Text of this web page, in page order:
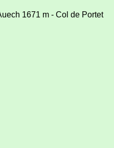
1671 m - Col de Portet